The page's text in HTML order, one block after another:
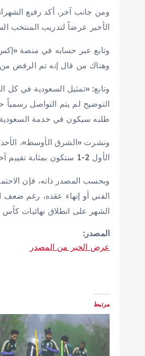
ومن جانب آخر، أكد رفيع
الأخير عرضاً لتدريب المنتخب
وتابع عبر حسابه في منصة
وهناك من قال إنه تم الرفض من
وتابع: «تمثيل السعودية في كل
التوضيح لم يتم التواصل
طلبه سيكون في خدمة
ونشرت «الشرق الأوسط»،
الأول 2-1 ستكون بمثابة تقييم آخر للمدرب الفرنسي.
وبحسب المصدر ذاته، فإن
الفني أو إنهاء عقده، رغم ضعف
الشهر على انطلاق نهائيات كأس
المصدر:
عرض الخبر من المصدر
مرتبط